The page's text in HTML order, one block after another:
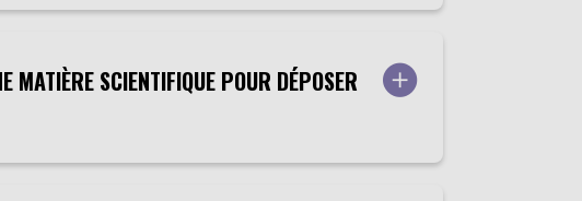
MATIÈRE SCIENTIFIQUE POUR DÉPOSER